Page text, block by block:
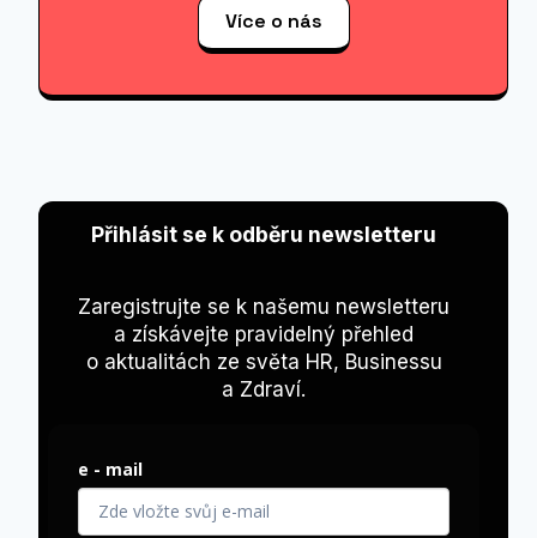
Více o nás
Přihlásit se k odběru newsletteru
Zaregistrujte se k našemu newsletteru
a získávejte pravidelný přehled
o aktualitách ze světa HR, Businessu
a Zdraví.
e - mail